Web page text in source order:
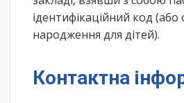
ідентифікаційний код
народження для дітей).
Контактна